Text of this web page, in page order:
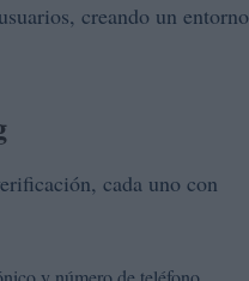
creando un entorno
cada uno con